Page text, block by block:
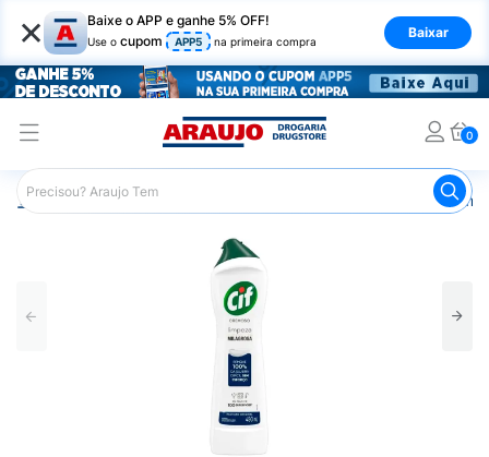
× Baixe o APP e ganhe 5% OFF!
Use o cupom APP5 na primeira compra
Baixar
0
Araujo Mercado Limpeza em